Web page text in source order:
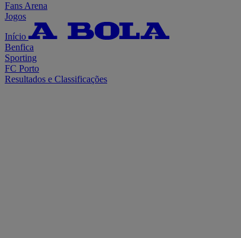
Fans Arena
Jogos
Início
Benfica
Sporting
FC Porto
Resultados e Classificações